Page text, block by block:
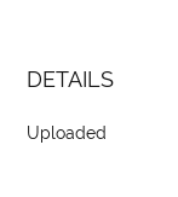
DETAILS
Uploaded